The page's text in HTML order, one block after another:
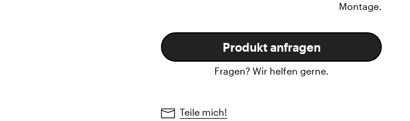
Montage.
Produkt anfragen
Fragen? Wir helfen gerne.
Teile mich!